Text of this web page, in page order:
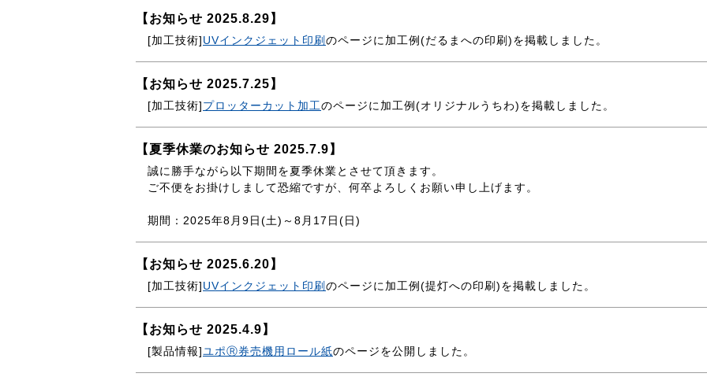
【お知らせ 2025.8.29】
[加工技術]UVインクジェット印刷 のページに加工例(だるまへの印刷)を掲載しました。
【お知らせ 2025.7.25】
[加工技術]プロッターカット加工のページに加工例(オリジナルうちわ)を掲載しました。
【夏季休業のお知らせ 2025.7.9】
誠に勝手ながら以下期間を夏季休業とさせて頂きます。
ご不便をお掛けしまして恐縮ですが、何卒よろしくお願い申し上げます。
期間：2025年8月9日(土)～8月17日(日)
【お知らせ 2025.6.20】
[加工技術]UVインクジェット印刷 のページに加工例(提灯への印刷)を掲載しました。
【お知らせ 2025.4.9】
[製品情報]ユポⓇ券売機用ロール紙のページを公開しました。